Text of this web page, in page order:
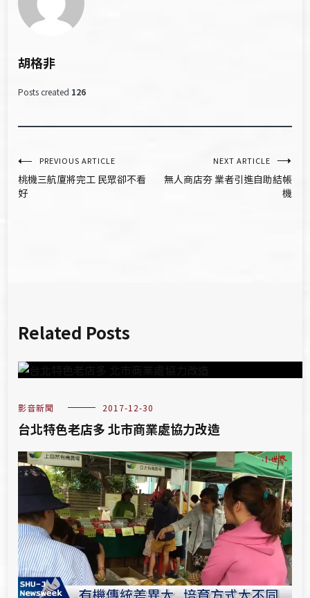
胡格非
Posts created 126
文
章
PREVIOUS ARTICLE
桃機三航廈將完工 民眾卻不看
好
NEXT ARTICLE
無人商店夯 業者引進自助結帳
機
Related Posts
影音新聞 2017-12-30
台北特色老店多 北市商業處協力改造